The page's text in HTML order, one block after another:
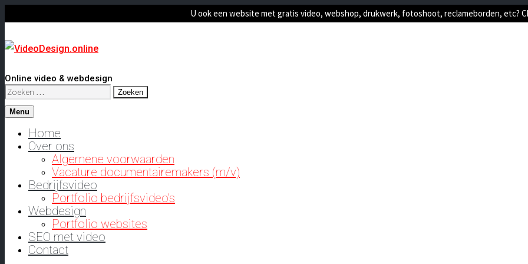
U ook een website met gratis video, webshop, drukwerk, fotoshoot, reclameborden, etc?
Online video & webdesign
Zoeken
naar:
Menu
Home
Over ons
Algemene voorwaarden
Vacature documentairemakers (m/v)
Bedrijfsvideo
Portfolio bedrijfsvideo’s
Webdesign
Portfolio websites
SEO met video
Contact